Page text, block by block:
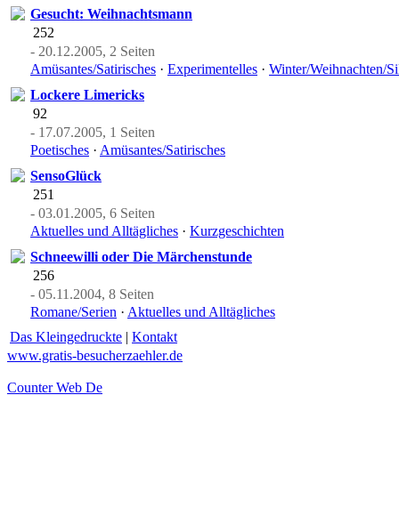
Gesucht: Weihnachtsmann
252
- 20.12.2005, 2 Seiten
Amüsantes/Satirisches · Experimentelles · Winter/Weihnachten/
Lockere Limericks
92
- 17.07.2005, 1 Seiten
Poetisches · Amüsantes/Satirisches
SensoGlück
251
- 03.01.2005, 6 Seiten
Aktuelles und Alltägliches · Kurzgeschichten
Schneewilli oder Die Märchenstunde
256
- 05.11.2004, 8 Seiten
Romane/Serien · Aktuelles und Alltägliches
Das Kleingedruckte | Kontakt
www.gratis-besucherzaehler.de
Counter Web De